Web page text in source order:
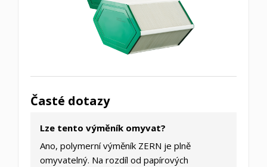
Časté dotazy
Lze tento výměník omyvat?
Ano, polymerní výměník ZERN je plně
omyvatelný. Na rozdíl od papírových